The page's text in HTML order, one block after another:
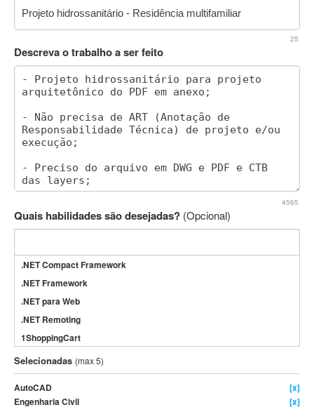
25
Descreva o trabalho a ser feito
4565
Quais habilidades são desejadas? (Opcional)
.NET Compact Framework
.NET Framework
.NET para Web
.NET Remoting
1ShoppingCart
3DS Max
3GSM
4D Dimension
802.11
Selecionadas (max 5)
AutoCAD
[x]
Engenharia Civil
[x]